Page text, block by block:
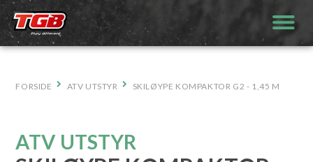
Hopp
til
innhold
FORSIDE ATV UTSTYR SKILØYPE KOMPAKTOR G2 - 1,45 M
ATV UTSTYR